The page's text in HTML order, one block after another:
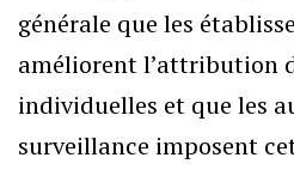
générale que les
améliorent l’attribution
individuelles et que les
surveillance imposent